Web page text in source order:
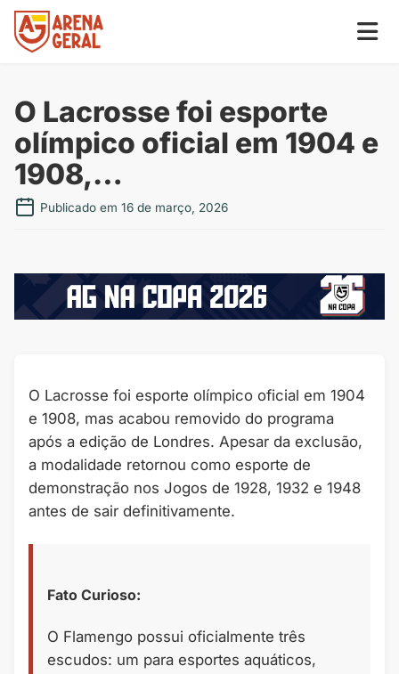
O Lacrosse foi esporte
olímpico oficial em 1904 e
1908,…
Publicado em 16 de março, 2026
O Lacrosse foi esporte olímpico oficial em 1904
e 1908, mas acabou removido do programa
após a edição de Londres. Apesar da exclusão,
a modalidade retornou como esporte de
demonstração nos Jogos de 1928, 1932 e 1948
antes de sair definitivamente.
Fato Curioso:
O Flamengo possui oficialmente três
escudos: um para esportes aquáticos,